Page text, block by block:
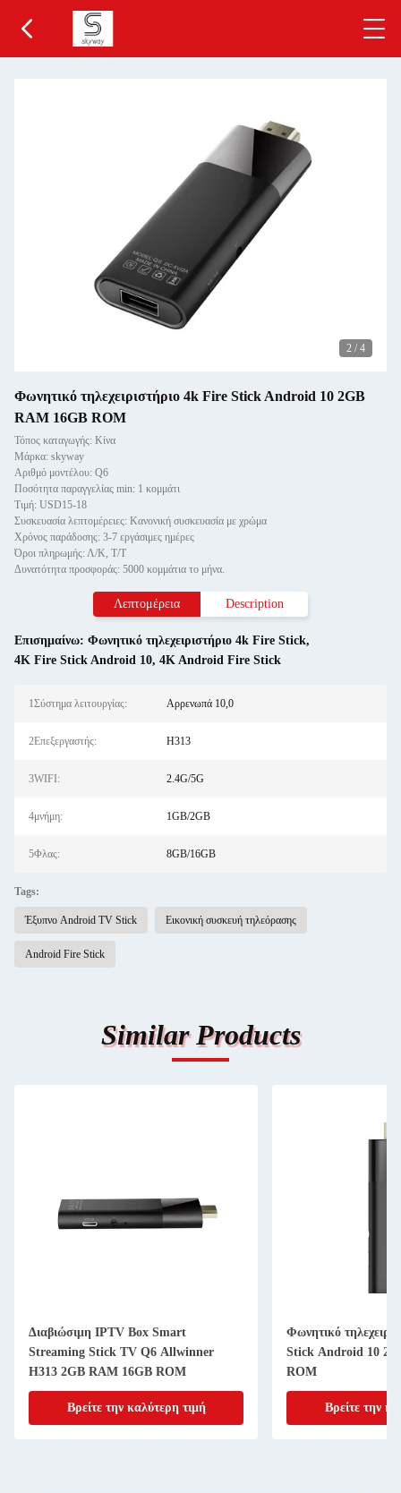
2 / 4
Φωνητικό τηλεχειριστήριο 4k Fire Stick Android 10 2GB
RAM 16GB ROM
Τόπος καταγωγής: Κίνα
Μάρκα: skyway
Αριθμό μοντέλου: Q6
Ποσότητα παραγγελίας min: 1 κομμάτι
Τιμή: USD15-18
Συσκευασία λεπτομέρειες: Κανονική συσκευασία με χρώμα
Χρόνος παράδοσης: 3-7 εργάσιμες ημέρες
Όροι πληρωμής: Λ/Κ, Τ/Τ
Δυνατότητα προσφοράς: 5000 κομμάτια το μήνα.
Λεπτομέρεια Description
Επισημαίνω: Φωνητικό τηλεχειριστήριο 4k Fire Stick,
4K Fire Stick Android 10, 4K Android Fire Stick
1Σύστημα λειτουργίας: Αρρενωπά 10,0
2Επεξεργαστής: H313
3WIFI: 2.4G/5G
4μνήμη: 1GB/2GB
5Φλας: 8GB/16GB
Tags:
Έξυπνο Android TV Stick Εικονική συσκευή τηλεόρασης
Android Fire Stick
Similar Products
Διαβιώσιμη IPTV Box Smart
Streaming Stick TV Q6 Allwinner
H313 2GB RAM 16GB ROM
Βρείτε την καλύτερη τιμή
Φωνητικό
Stick Android 10
ROM
Βρείτε την